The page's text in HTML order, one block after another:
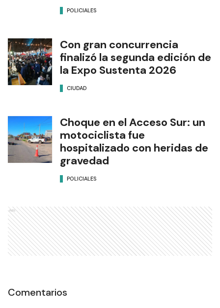
POLICIALES
Con gran concurrencia
finalizó la segunda edición de
la Expo Sustenta 2026
CIUDAD
Choque en el Acceso Sur: un
motociclista fue
hospitalizado con heridas de
gravedad
POLICIALES
Ads
Comentarios